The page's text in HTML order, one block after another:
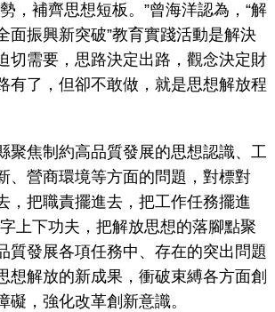
補齊思想短板。”曾海洋認為，“解
面振興新突破”教育實踐活動是解決
切需要，思路決定出路，觀念決定財
有了，但卻不敢做，就是思想解放程
焦制約高品質發展的思想認識、工
、營商環境等方面的問題，對標對
，把職責擺進去，把工作任務擺進
字上下功夫，把解放思想的落腳點聚
質發展各項任務中、存在的突出問題
想解放的新成果，衝破束縛各方面創
礙，強化改革創新意識。